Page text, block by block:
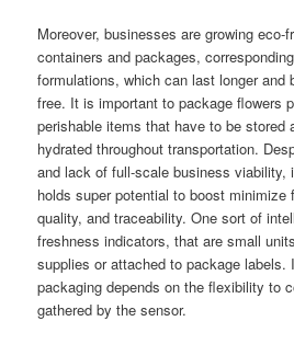
Moreover, businesses are growing eco-
containers and packages,
formulations, which can last longer and
free. It is important to package flowers
perishable items that have to be stored
hydrated throughout transportation.
and lack of full-scale business viability,
holds super potential to boost minimize
quality, and traceability. One sort of
freshness indicators, that are small
supplies or attached to package labels.
packaging depends on the flexibility to
gathered by the sensor.